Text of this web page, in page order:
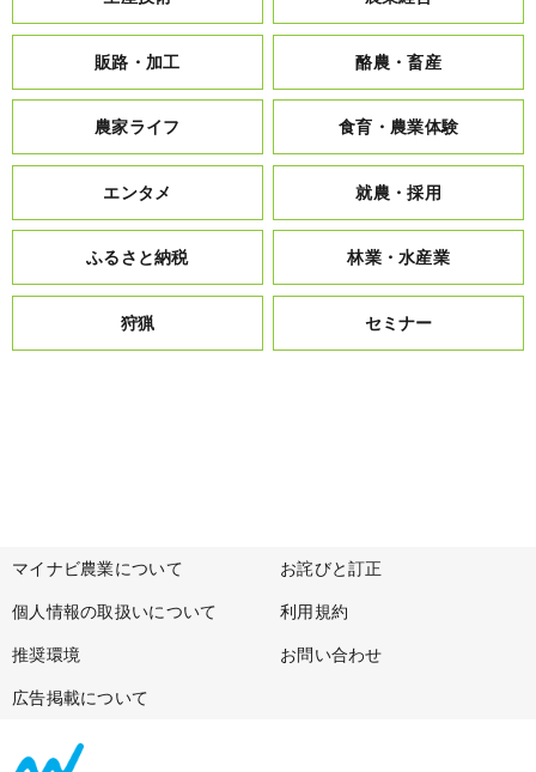
販路・加工 酪農・畜産
農家ライフ 食育・農業体験
エンタメ 就農・採用
ふるさと納税 林業・水産業
狩猟 セミナー
マイナビ農業について お詫びと訂正
個人情報の取扱いについて 利用規約
推奨環境 お問い合わせ
広告掲載について